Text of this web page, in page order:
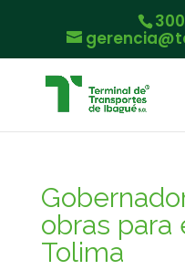
obras para
Tolima